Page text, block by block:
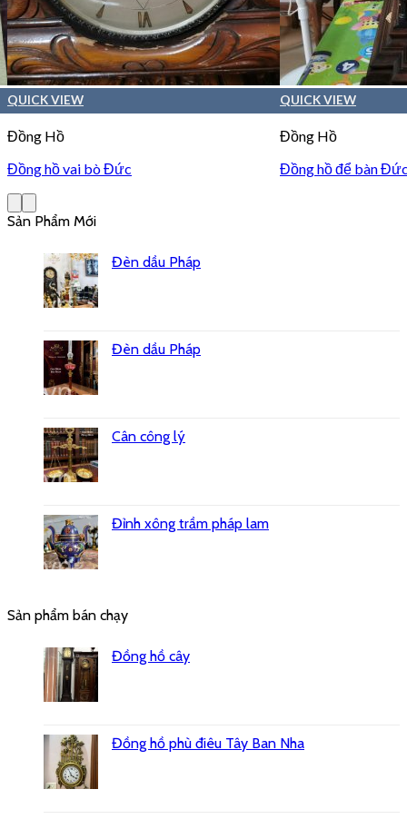
QUICK VIEW
Đồng Hồ
Đồng hồ vai bò Đức
QUICK VIEW
Đồng Hồ
Đồng hồ để bàn
Sản Phẩm Mới
Đèn dầu Pháp
Đèn dầu Pháp
Cân công lý
Đỉnh xông trầm pháp lam
Sản phẩm bán chạy
Đồng hồ cây
Đồng hồ phù điêu Tây Ban Nha